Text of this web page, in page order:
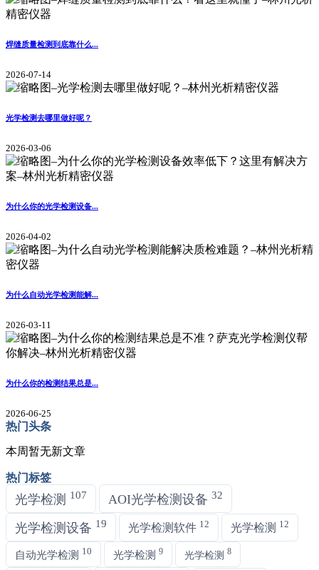
焊缝质量检测到底靠什么...
2026-07-14
光学检测去哪里做好呢？
2026-03-06
为什么你的光学检测设备...
2026-04-02
为什么自动光学检测能解...
2026-03-11
为什么你的检测结果总是...
2026-06-25
热门头条
本周暂无新文章
热门标签
光学检测 107 AOI光学检测设备 32
光学检测设备 19 光学检测软件 12 光学检测 12
自动光学检测 10 光学检测 9 光学检测 8